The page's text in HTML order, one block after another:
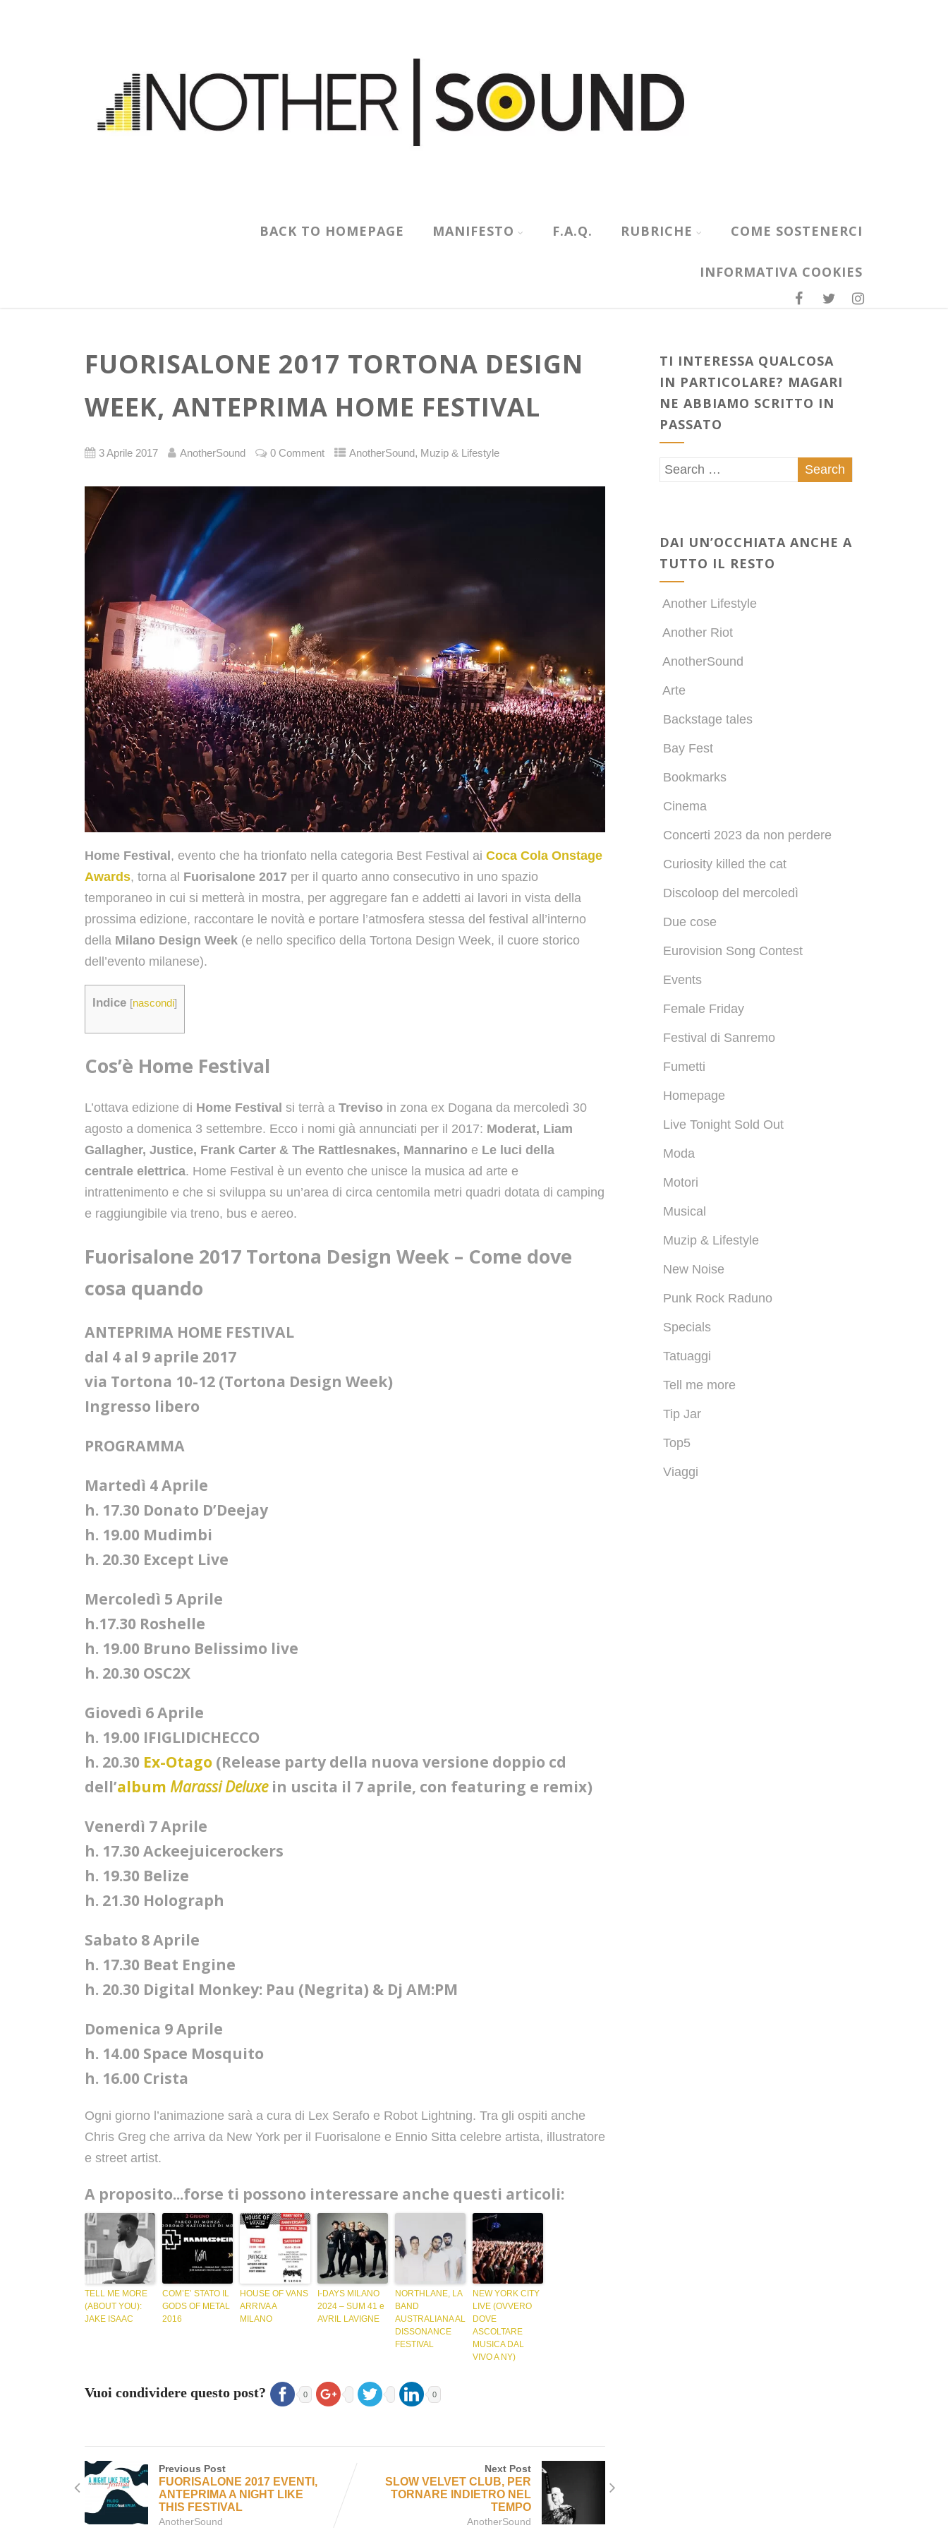
BACK TO HOMEPAGE MANIFESTO F.A.Q. RUBRICHE COME SOSTENERCI
INFORMATIVA COOKIES
FUORISALONE 2017 TORTONA DESIGN
WEEK, ANTEPRIMA HOME FESTIVAL
3 Aprile 2017 AnotherSound 0 Comment AnotherSound Muzip & Lifestyle
Home Festival , evento che ha trionfato nella categoria Best Festival aiCoca Cola Onstage
Awards, torna al Fuorisalone 2017 per il quarto anno consecutivo in uno spazio
temporaneo in cui si metterà in mostra, per aggregare fan e addetti ai lavori in vista della
prossima edizione, raccontare le novità e portare l’atmosfera stessa del festival all’interno
della Milano Design Week (e nello specifico della Tortona Design Week, il cuore storico
dell’evento milanese).
Indice [nascondi]
Cos’è Home Festival
L’ottava edizione di Home Festival si terrà a Treviso in zona ex Dogana da mercoledì 30
agosto a domenica 3 settembre. Ecco i nomi già annunciati per il 2017: Moderat, Liam
Gallagher, Justice, Frank Carter & The Rattlesnakes, Mannarino e Le luci della
centrale elettrica. Home Festival è un evento che unisce la musica ad arte e
intrattenimento e che si sviluppa su un’area di circa centomila metri quadri dotata di camping
e raggiungibile via treno, bus e aereo.
Fuorisalone 2017 Tortona Design Week – Come dove
cosa quando
ANTEPRIMA HOME FESTIVAL
dal 4 al 9 aprile 2017
via Tortona 10-12 (Tortona Design Week)
Ingresso libero
PROGRAMMA
Martedì 4 Aprile
h. 17.30 Donato D’Deejay
h. 19.00 Mudimbi
h. 20.30 Except Live
Mercoledì 5 Aprile
h.17.30 Roshelle
h. 19.00 Bruno Belissimo live
h. 20.30 OSC2X
Giovedì 6 Aprile
h. 19.00 IFIGLIDICHECCO
h. 20.30 Ex-Otago (Release party della nuova versione doppio cd
dell’albumMarassi Deluxein uscita il 7 aprile, con featuring e remix)
Venerdì 7 Aprile
h. 17.30 Ackeejuicerockers
h. 19.30 Belize
h. 21.30 Holograph
Sabato 8 Aprile
h. 17.30 Beat Engine
h. 20.30 Digital Monkey: Pau (Negrita) & Dj AM:PM
Domenica 9 Aprile
h. 14.00 Space Mosquito
h. 16.00 Crista
Ogni giorno l’animazione sarà a cura di Lex Serafo e Robot Lightning. Tra gli ospiti anche
Chris Greg che arriva da New York per il Fuorisalone e Ennio Sitta celebre artista, illustratore
e street artist.
A proposito...forse ti possono interessare anche questi articoli:
TELL ME MORE
(ABOUT YOU):
JAKE ISAAC
COM’E’ STATO IL
GODS OF METAL
2016
HOUSE OF VANS
ARRIVA A
MILANO
I-DAYS MILANO
2024 – SUM 41 e
AVRIL LAVIGNE
NORTHLANE, LA
BAND
AUSTRALIANA AL
DISSONANCE
FESTIVAL
NEW YORK CITY
LIVE (OVVERO
DOVE
ASCOLTARE
MUSICA DAL
VIVO A NY)
Vuoi condividere questo post? 0 0
Previous Post
FUORISALONE 2017 EVENTI,
ANTEPRIMA A NIGHT LIKE
THIS FESTIVAL
AnotherSound
Next Post
SLOW VELVET CLUB, PER
TORNARE INDIETRO NEL
TEMPO
AnotherSound
TI INTERESSA QUALCOSA
IN PARTICOLARE? MAGARI
NE ABBIAMO SCRITTO IN
PASSATO
DAI UN’OCCHIATA ANCHE A
TUTTO IL RESTO
Another Lifestyle
Another Riot
AnotherSound
Arte
Backstage tales
Bay Fest
Bookmarks
Cinema
Concerti 2023 da non perdere
Curiosity killed the cat
Discoloop del mercoledì
Due cose
Eurovision Song Contest
Events
Female Friday
Festival di Sanremo
Fumetti
Homepage
Live Tonight Sold Out
Moda
Motori
Musical
Muzip & Lifestyle
New Noise
Punk Rock Raduno
Specials
Tatuaggi
Tell me more
Tip Jar
Top5
Viaggi